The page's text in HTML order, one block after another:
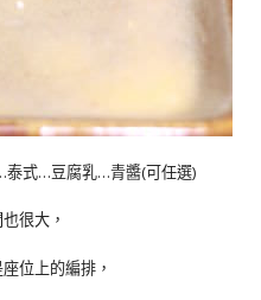
式…豆腐乳…青醬(可任選)
很大，
位上的編排，